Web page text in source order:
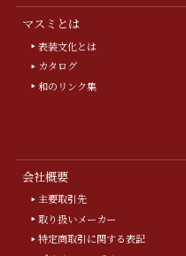
マスミとは
表装文化とは
カタログ
和のリンク集
会社概要
主要取引先
取り扱いメーカー
特定商取引に関する表記